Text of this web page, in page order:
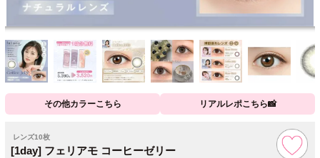
その他カラーこちら リアルレポこちら📸
レンズ10枚
[1day] フェリアモ コーヒーゼリー